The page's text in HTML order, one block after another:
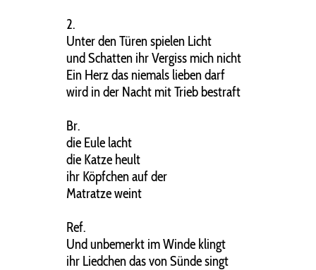
2.
Unter den Türen spielen Licht
und Schatten ihr Vergiss mich nicht
Ein Herz das niemals lieben darf
wird in der Nacht mit Trieb bestraft
Br.
die Eule lacht
die Katze heult
ihr Köpfchen auf der
Matratze weint
Ref.
Und unbemerkt im Winde klingt
ihr Liedchen das von Sünde singt